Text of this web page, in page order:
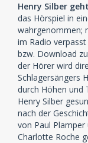
Henry Silber
das Hörspiel in
wahrgenommen;
im Radio
bzw. Download
der Hörer wird
Schlagersängers
durch Höhen und
Henry Silber
nach der
von Paul Plamper
Charlotte Roche